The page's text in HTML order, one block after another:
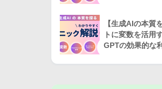
【生成AIの本質
トに変数を活用
GPTの効果的な